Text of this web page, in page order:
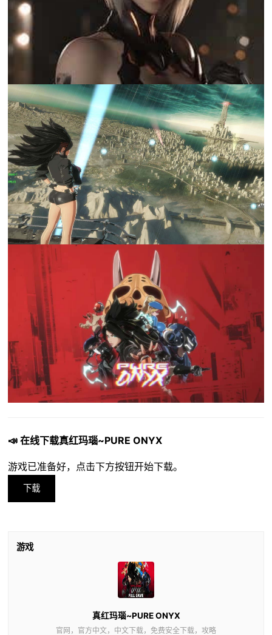
📣 在线下载真红玛瑙~PURE ONYX
游戏已准备好，点击下方按钮开始下载。
下载
游戏
真红玛瑙~PURE ONYX
官网，官方中文，中文下载，免费安全下载，攻略